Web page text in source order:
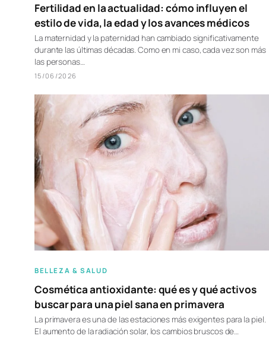
Fertilidad en la actualidad: cómo influyen el
estilo de vida, la edad y los avances médicos
La maternidad y la paternidad han cambiado significativamente
durante las últimas décadas. Como en mi caso, cada vez son más
las personas…
15/06/2026
BELLEZA & SALUD
Cosmética antioxidante: qué es y qué activos
buscar para una piel sana en primavera
La primavera es una de las estaciones más exigentes para la piel.
El aumento de la radiación solar, los cambios bruscos de…